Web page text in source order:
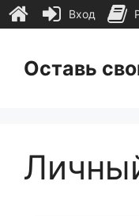
содержимому
Оставь
Вход